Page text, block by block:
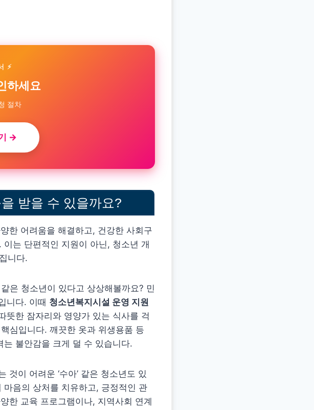
⚡
하세요
절차
→
받을 수 있을까요?
한 어려움을 해결하고, 건강한 사회구
는 단편적인 지원이 아닌, 청소년 개
니다.
은 청소년이 있다고 상상해볼까요? 민
니다. 이때 청소년복지시설 운영 지원
뜻한 잠자리와 영양가 있는 식사를 걱
심입니다. 깨끗한 옷과 위생용품 등
불안감을 크게 덜 수 있습니다.
이 어려운 ‘수아’ 같은 청소년도 있
음의 상처를 치유하고, 긍정적인 관
한 교육 프로그램이나, 지역사회 연계